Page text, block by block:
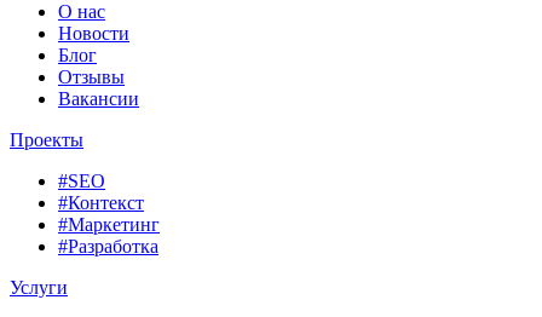
О нас
Новости
Блог
Отзывы
Вакансии
Проекты
#SEO
#Контекст
#Маркетинг
#Разработка
Услуги